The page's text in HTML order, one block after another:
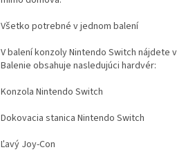
Všetko potrebné v jednom balení
V balení konzoly Nintendo Switch
Balenie obsahuje nasledujúci hardvér:
Konzola Nintendo Switch
Dokovacia stanica Nintendo Switch
Ľavý Joy-Con